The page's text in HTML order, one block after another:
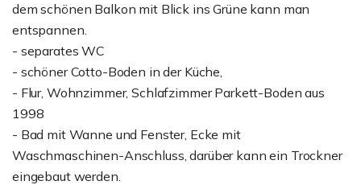
dem schönen Balkon mit Blick ins Grüne kann man
entspannen.
- separates WC
- schöner Cotto-Boden in der Küche,
- Flur, Wohnzimmer, Schlafzimmer Parkett-Boden aus
1998
- Bad mit Wanne und Fenster, Ecke mit
Waschmaschinen-Anschluss, darüber kann ein Trockner
eingebaut werden.